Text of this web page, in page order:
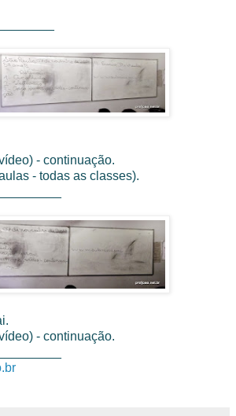
- continuação.
- todas as classes).
- continuação.